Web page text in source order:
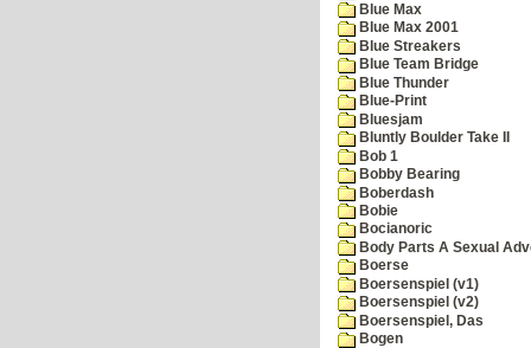
Blue Max
Blue Max 2001
Blue Streakers
Blue Team Bridge
Blue Thunder
Blue-Print
Bluesjam
Bluntly Boulder Take II
Bob 1
Bobby Bearing
Boberdash
Bobie
Bocianoric
Body Parts A Sexual
Boerse
Boersenspiel (v1)
Boersenspiel (v2)
Boersenspiel, Das
Bogen